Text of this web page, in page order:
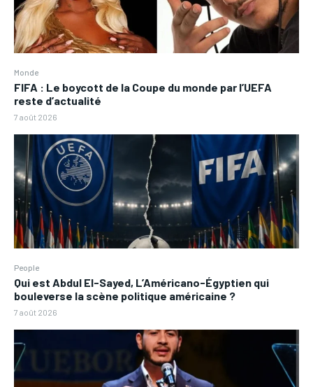
Monde
FIFA : Le boycott de la Coupe du monde par l’UEFA
reste d’actualité
7 août 2026
People
Qui est Abdul El-Sayed, L’Américano-Égyptien qui
bouleverse la scène politique américaine ?
7 août 2026